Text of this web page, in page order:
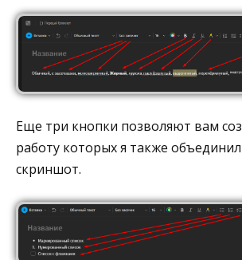
Еще три кнопки позволяют вам
работу которых я также
скриншот.